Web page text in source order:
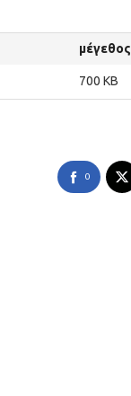
μέγεθος
700 KB
0